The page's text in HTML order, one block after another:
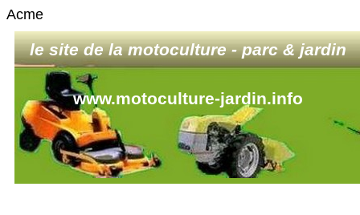
Acme
le site de la motoculture - parc & jardin
www.motoculture-jardin.info